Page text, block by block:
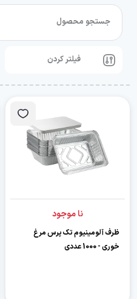
جستجو محصول
فیلتر کردن
نا موجود
ظرف آلومینیوم تک پرس مرغ
خوری - 1000 عددی